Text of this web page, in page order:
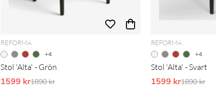
REFORMA
+4
Stol 'Alta' - Grön
1599 krOrdinarie pris:
1890 kr
REFORMA
+4
Stol 'Alta' - Svart
1599 krOrdinarie
1890 kr